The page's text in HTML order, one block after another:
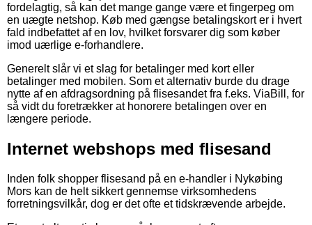
fordelagtig, så kan det mange gange være et fingerpeg om
en uægte netshop. Køb med gængse betalingskort er i hvert
fald indbefattet af en lov, hvilket forsvarer dig som køber
imod uærlige e-forhandlere.
Generelt slår vi et slag for betalinger med kort eller
betalinger med mobilen. Som et alternativ burde du drage
nytte af en afdragsordning på flisesandet fra f.eks. ViaBill, for
så vidt du foretrækker at honorere betalingen over en
længere periode.
Internet webshops med flisesand
Inden folk shopper flisesand på en e-handler i Nykøbing
Mors kan de helt sikkert gennemse virksomhedens
forretningsvilkår, dog er det ofte et tidskrævende arbejde.